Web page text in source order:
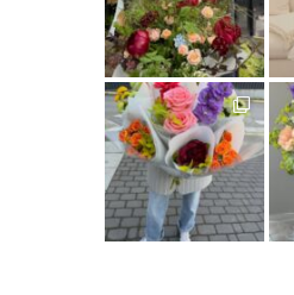
artishokflow